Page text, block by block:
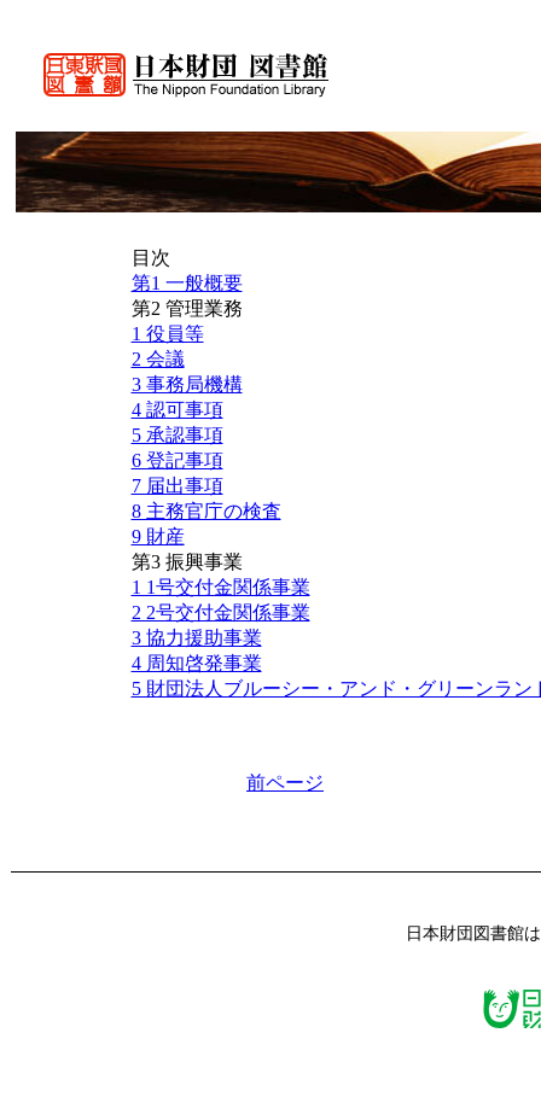
目次
第1 一般概要
第2 管理業務
1 役員等
2 会議
3 事務局機構
4 認可事項
5 承認事項
6 登記事項
7 届出事項
8 主務官庁の検査
9 財産
第3 振興事業
1 1号交付金関係事業
2 2号交付金関係事業
3 協力援助事業
4 周知啓発事業
5 財団法人ブルーシー・アンド・グリーンラ
前ページ
日本財団図書館